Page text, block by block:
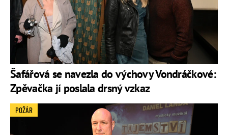
Šafářová se navezla do výchovy Vondráčkové:
Zpěvačka jí poslala drsný vzkaz
POŽÁR